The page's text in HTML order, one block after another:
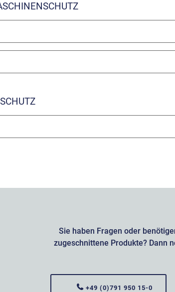
Sie haben Fragen oder
zugeschnittene Produkte? Dann
+49 (0)791 950 15-0